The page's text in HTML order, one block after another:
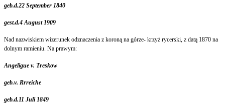
geb.d.22 September 1840
gest.d.4 August 1909
Nad nazwiskiem wizerunek odznaczenia z koroną na górze- krzyż rycerski, z datą 1870 na
dolnym ramieniu. Na prawym:
Angeligue v. Treskow
geb.v. Rrreiche
geb.d.11 Juli 1849